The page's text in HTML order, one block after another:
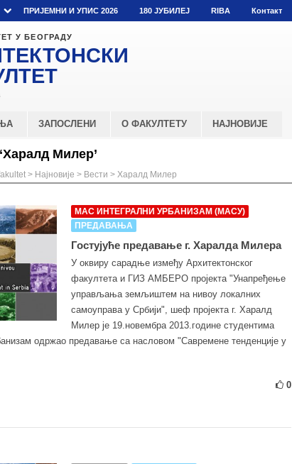
ПРИЈЕМНИ И УПИС 2026 180 ЈУБИЛЕЈ RIBA Контакт
У БЕОГРАДУ
ЗАПОСЛЕНИ О ФАКУЛТЕТУ НАЈНОВИЈЕ
Милер’
> Најновије > Вести > Харалд Милер
МАС ИНТЕГРАЛНИ УРБАНИЗАМ (МАСУ)
ПРЕДАВАЊА
Гостујуће предавање г. Харалда Милера
У оквиру сарадње између Архитектонског
факултета и ГИЗ АМБЕРО пројекта "Унапређење
управљања земљиштем на нивоу локалних
самоуправа у Србији", шеф пројекта г. Харалд
Милер је 19.новембра 2013.године студентима
одржао предавање са насловом "Савремене тенденције у
0